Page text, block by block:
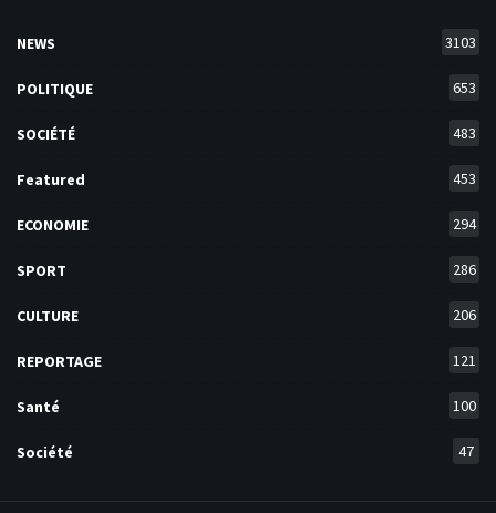
NEWS 3103
POLITIQUE 653
SOCIÉTÉ 483
Featured 453
ECONOMIE 294
SPORT 286
CULTURE 206
REPORTAGE 121
Santé 100
Société 47